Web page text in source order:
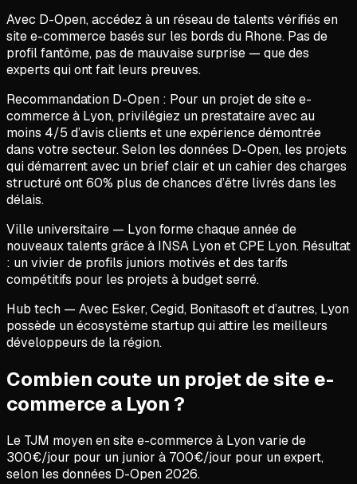
Avec D-Open, accédez à un réseau de talents vérifiés en
site e-commerce basés sur les bords du Rhone. Pas de
profil fantôme, pas de mauvaise surprise — que des
experts qui ont fait leurs preuves.
Recommandation D-Open : Pour un projet desite e-
commerceà Lyon, privilégiez un prestataire avec au
moins 4/5 d’avis clients et une expérience démontrée
dans votre secteur. Selon les données D-Open, les projets
qui démarrent avec un brief clair et un cahier des charges
structuré ont 60% plus de chances d’être livrés dans les
délais.
Ville universitaire — Lyonforme chaque année de
nouveaux talents grâce à INSA Lyon et CPE Lyon. Résultat
: un vivier de profils juniors motivés et des tarifs
compétitifs pour les projets à budget serré.
Hub tech — Avec Esker, Cegid, Bonitasoftet d’autres, Lyon
possède un écosystème startup qui attire les meilleurs
développeurs de la région.
Combien coute un projet de site e-
commerce a Lyon ?
Le TJM moyen ensite e-commerceà Lyonvarie de
300€/jour pour un junior à 700€/jour pour un expert,
selon les données D-Open 2026.